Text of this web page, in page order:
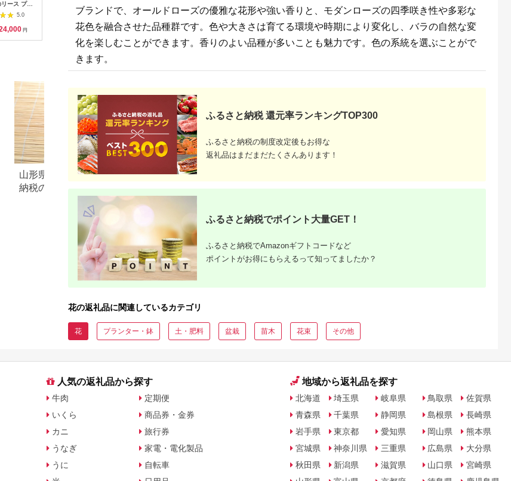
ース プリ
フラワー
5.0
円
デビッド・オースチン
ブライス・スピリット
6L鉢苗（バラ専用肥
5.0
寄付金額:21,500 円
入り
5.0
寄付金額:21,000 円
で育つシェードガーデ
ン【ガーデニング 家
庭菜園 園芸 初夏 夏
花壇 庭 鉢 玄関 プラ
ンター 寄せ植え おう
ント ギフト 】
5.0
寄付金額: 13,000円
「日毬 きいろ」
【1284599】
5.0
寄付金額: 20,000 円
数受賞…シクラメン
紫系+ピンク系5号鉢
(直径15cm)×2鉢セッ
ト底面給水【配送不可
地域：離島・北海道・
5.0
寄付金額:15,000 円
タル・カサブランカ
花セット W008-
012u
寄付金額:24,500
山形県 尾花沢市のふるさと
納税のご紹介
岩手県 花巻市のふるさと納
税のご紹介
ブランドで、オールドローズの優雅な花形や強い香りと、モダンローズの四季咲き性や多彩な
花色を融合させた品種群です。色や大きさは育てる環境や時期により変化し、バラの自然な変
化を楽しむことができます。香りのよい品種が多いことも魅力です。色の系統を選ぶことがで
きます。
ふるさと納税 還元率ランキングTOP300
ふるさと納税の制度改定後もお得な
返礼品はまだまだたくさんあります！
ふるさと納税でポイント大量GET！
ふるさと納税でAmazonギフトコードなど
ポイントがお得にもらえるって知ってましたか？
花の返礼品に関連しているカテゴリ
花 プランター・鉢 土・肥料 盆栽 苗木 花束 その他
人気の返礼品から探す
牛肉
いくら
カニ
うなぎ
うに
定期便
商品券・金券
旅行券
家電・電化製品
自転車
地域から返礼品を探す
北海道
青森県
岩手県
宮城県
秋田県
埼玉県
千葉県
東京都
神奈川県
新潟県
岐阜県
静岡県
愛知県
三重県
滋賀県
鳥取県
島根県
岡山県
広島県
山口県
佐賀県
長崎県
熊本県
大分県
宮崎県